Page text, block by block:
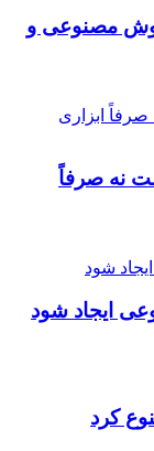
مصنوعی و
نه صرفاً
ایجاد شود
کرد